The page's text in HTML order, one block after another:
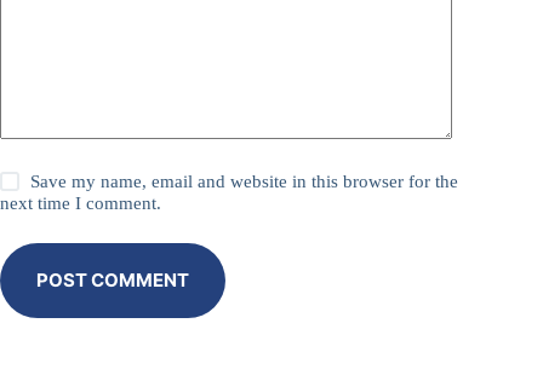
Save my name, email and website in this browser for the
next time I comment.
POST COMMENT